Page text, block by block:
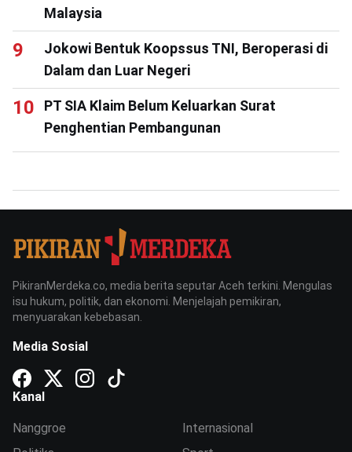
Malaysia
Jokowi Bentuk Koopssus TNI, Beroperasi di
Dalam dan Luar Negeri
PT SIA Klaim Belum Keluarkan Surat
Penghentian Pembangunan
PikiranMerdeka.co, media berita seputar Aceh terkini. Mengulas
isu hukum, politik, dan ekonomi. Menjelajah pemikiran,
menyuarakan kebebasan.
Media Sosial
Kanal
Nanggroe
Internasional